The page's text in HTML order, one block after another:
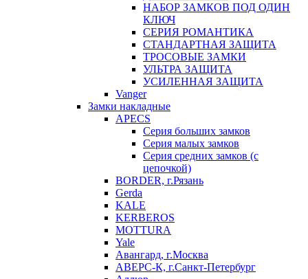
НАБОР ЗАМКОВ ПОД ОДИН
КЛЮЧ
СЕРИЯ РОМАНТИКА
СТАНДАРТНАЯ ЗАЩИТА
ТРОСОВЫЕ ЗАМКИ
УЛЬТРА ЗАЩИТА
УСИЛЕННАЯ ЗАЩИТА
Vanger
Замки накладные
APECS
Серия больших замков
Серия малых замков
Серия средних замков (с
цепочкой)
BORDER, г.Рязань
Gerda
KALE
KERBEROS
MOTTURA
Yale
Авангард, г.Москва
АВЕРС-К, г.Санкт-Петербург